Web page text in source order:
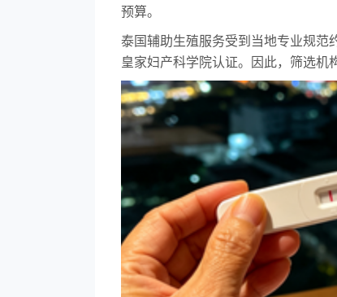
预算。
泰国辅助生殖服务受到当地专业规范
皇家妇产科学院认证。因此，筛选